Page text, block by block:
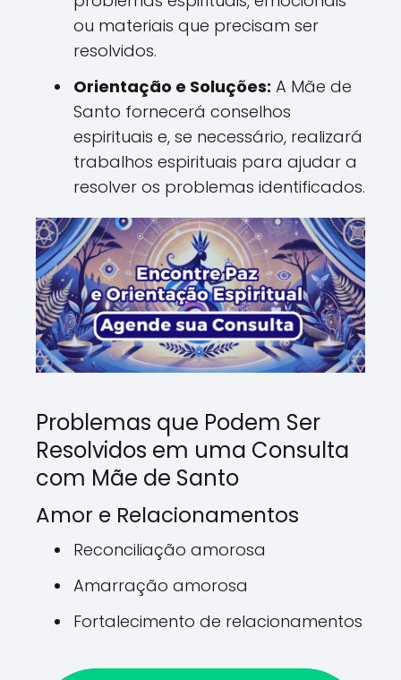
ou materiais que precisam ser
resolvidos.
Orientação e Soluções: A Mãe de
Santo fornecerá conselhos
espirituais e, se necessário, realizará
trabalhos espirituais para ajudar a
resolver os problemas identificados.
Problemas que Podem Ser
Resolvidos em uma Consulta
com Mãe de Santo
Amor e Relacionamentos
Reconciliação amorosa
Amarração amorosa
Fortalecimento de relacionamentos